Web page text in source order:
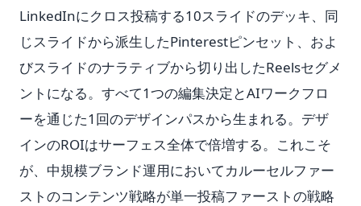
LinkedInにクロス投稿する10スライドのデッキ、同
じスライドから派生したPinterestピンセット、およ
びスライドのナラティブから切り出したReelsセグメ
ントになる。すべて1つの編集決定とAIワークフロ
ーを通じた1回のデザインパスから生まれる。デザ
インのROIはサーフェス全体で倍増する。これこそ
が、中規模ブランド運用においてカルーセルファー
ストのコンテンツ戦略が単一投稿ファーストの戦略